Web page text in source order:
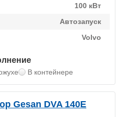
100 кВт
Автозапуск
Volvo
В контейнере
Gesan DVA 140E